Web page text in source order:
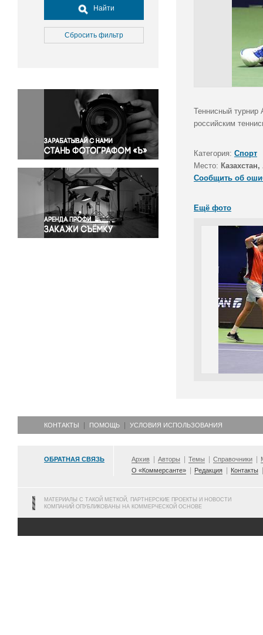
Досуг, туризм и отдых
Культура
Медицина
Окружающая среда
Политика
Правосудие
Происшествия и конфликты
Религия
Светская жизнь
Спорт
Экология
Экономика и бизнес
Найти
Сбросить фильтр
Теннисный турнир
российским
Категория: Спорт
Место:
Сообщить об
Ещё фото
КОНТАКТЫ ПОМОЩЬ УСЛОВИЯ ИСПОЛЬЗОВАНИЯ
ОБРАТНАЯ СВЯЗЬ Архив Авторы Темы Справочники
О «Коммерсанте»
Редакция Контакты
МАТЕРИАЛЫ С ТАКОЙ МЕТКОЙ, ПАРТНЕРСКИЕ ПРОЕКТЫ И НОВОСТИ
КОМПАНИЙ ОПУБЛИКОВАНЫ НА КОММЕРЧЕСКОЙ ОСНОВЕ